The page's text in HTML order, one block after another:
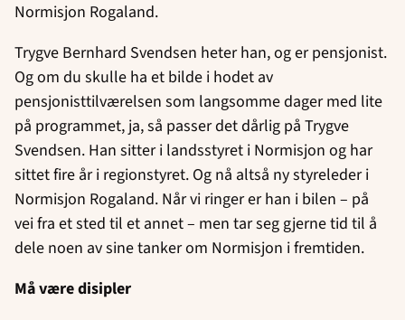
Normisjon Rogaland.
Trygve Bernhard Svendsen heter han, og er pensjonist.
Og om du skulle ha et bilde i hodet av
pensjonisttilværelsen som langsomme dager med lite
på programmet, ja, så passer det dårlig på Trygve
Svendsen. Han sitter i landsstyret i Normisjon og har
sittet fire år i regionstyret. Og nå altså ny styreleder i
Normisjon Rogaland. Når vi ringer er han i bilen – på
vei fra et sted til et annet – men tar seg gjerne tid til å
dele noen av sine tanker om Normisjon i fremtiden.
Må være disipler